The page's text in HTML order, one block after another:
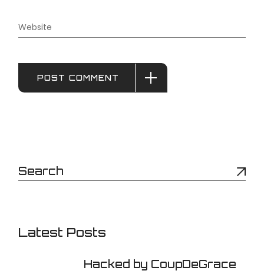
POST COMMENT
Latest Posts
Hacked by CoupDeGrace